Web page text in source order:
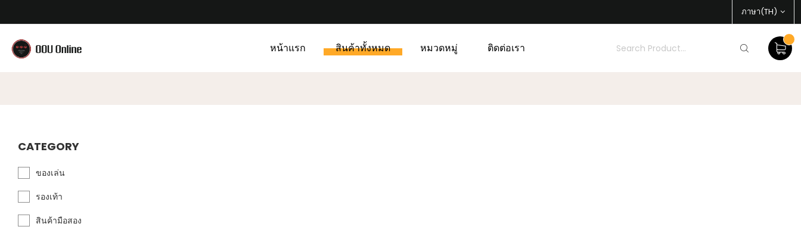
ภาษา(TH)
หน้าแรก สินค้าทั้งหมด หมวดหมู่ ติดต่อเรา
CATEGORY
ของเล่น
รองเท้า
สินค้ามือสอง